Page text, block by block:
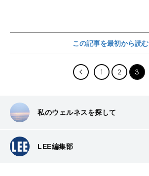
この記事を最初から読む
1 2 3
私のウェルネスを探して
LEE編集部